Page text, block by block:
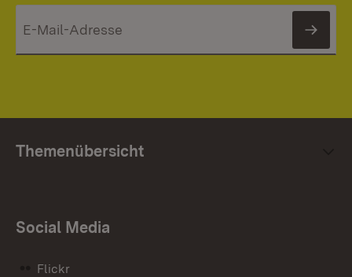
Themenübersicht
Social Media
Flickr